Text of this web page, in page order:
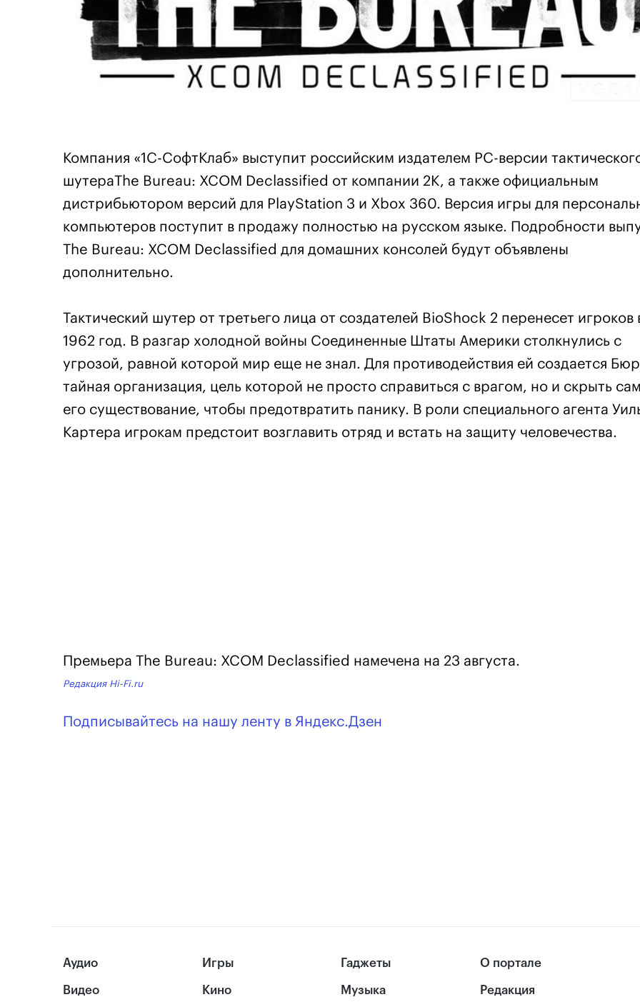
Компания «1С-СофтКлаб» выступит российским издателем РС-версии
шутераThe Bureau: XCOM Declassified от компании 2K, а также официальным
дистрибьютором версий для PlayStation 3 и Xbox 360. Версия игры для
компьютеров поступит в продажу полностью на русском языке. Подробности
The Bureau: XCOM Declassified для домашних консолей будут объявлены
дополнительно.
Тактический шутер от третьего лица от создателей BioShock 2 перенесет игроков
1962 год. В разгар холодной войны Соединенные Штаты Америки столкнулись с
угрозой, равной которой мир еще не знал. Для противодействия ей создается
тайная организация, цель которой не просто справиться с врагом, но и скрыть
его существование, чтобы предотвратить панику. В роли специального агента
Картера игрокам предстоит возглавить отряд и встать на защиту человечества.
Премьера The Bureau: XCOM Declassified намечена на 23 августа.
Редакция Hi-Fi.ru
Подписывайтесь на нашу ленту в Яндекс.Дзен
Аудио
Видео
Игры
Кино
Гаджеты
Музыка
О портале
Редакция